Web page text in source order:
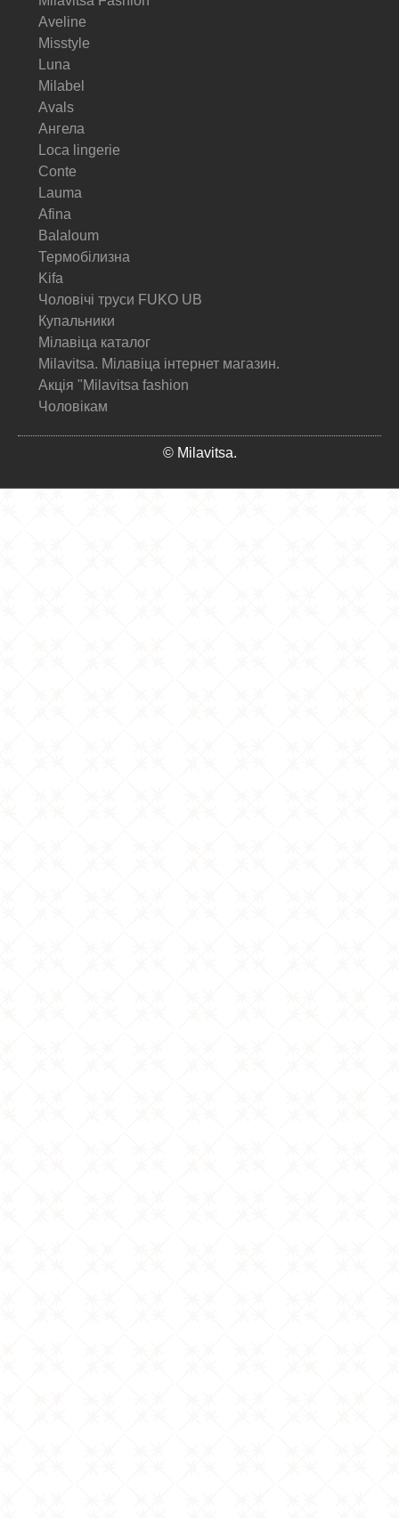
Aveline
Misstyle
Luna
Milabel
Avals
Ангела
Loca lingerie
Conte
Lauma
Afina
Balaloum
Термобілизна
Kifa
Чоловічі труси FUKO UB
Купальники
Мілавіца каталог
Milavitsa. Мілавіца інтернет магазин.
Акція "Milavitsa fashion
Чоловікам
© Milavitsa.